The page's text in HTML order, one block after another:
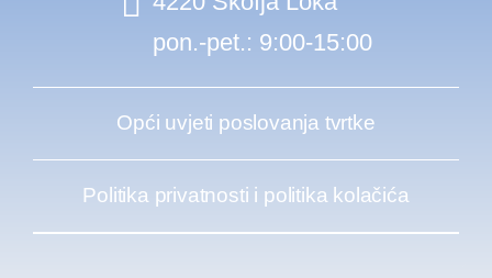
pon.-pet.: 9:00-15:00
Opći uvjeti poslovanja tvrtke
Politika privatnosti i politika kolačića